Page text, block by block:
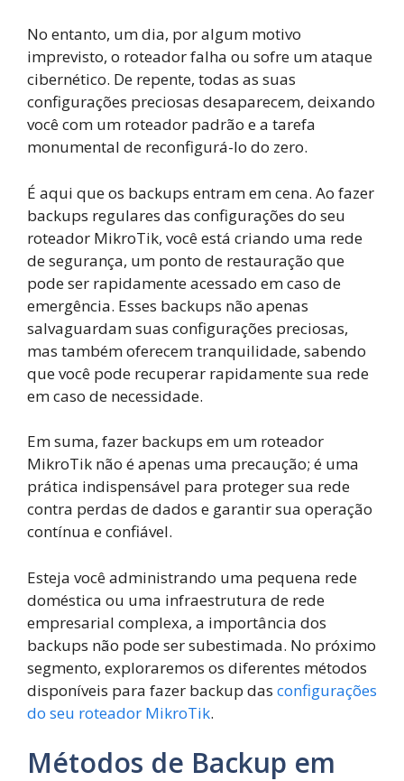
No entanto, um dia, por algum motivo
imprevisto, o roteador falha ou sofre um ataque
cibernético. De repente, todas as suas
configurações preciosas desaparecem, deixando
você com um roteador padrão e a tarefa
monumental de reconfigurá-lo do zero.
É aqui que os backups entram em cena. Ao fazer
backups regulares das configurações do seu
roteador MikroTik, você está criando uma rede
de segurança, um ponto de restauração que
pode ser rapidamente acessado em caso de
emergência. Esses backups não apenas
salvaguardam suas configurações preciosas,
mas também oferecem tranquilidade, sabendo
que você pode recuperar rapidamente sua rede
em caso de necessidade.
Em suma, fazer backups em um roteador
MikroTik não é apenas uma precaução; é uma
prática indispensável para proteger sua rede
contra perdas de dados e garantir sua operação
contínua e confiável.
Esteja você administrando uma pequena rede
doméstica ou uma infraestrutura de rede
empresarial complexa, a importância dos
backups não pode ser subestimada. No próximo
segmento, exploraremos os diferentes métodos
disponíveis para fazer backup das configurações
do seu roteador MikroTik.
Métodos de Backup em